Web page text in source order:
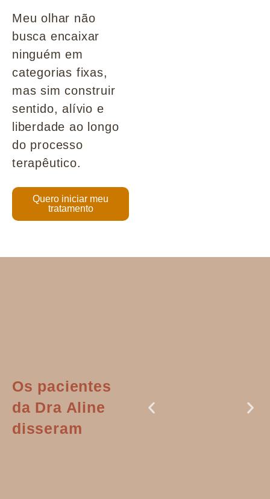
Meu olhar não
busca encaixar
ninguém em
categorias fixas,
mas sim construir
sentido, alívio e
liberdade ao longo
do processo
terapêutico.
Quero iniciar meu
tratamento
Os pacientes
da Dra Aline
disseram